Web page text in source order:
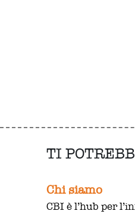
TI
Chi siamo
CBI è l’hub per